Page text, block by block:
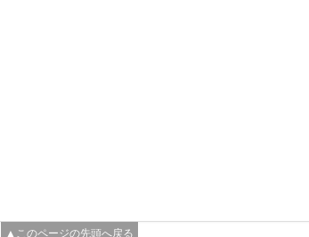
▲このページの先頭へ戻る